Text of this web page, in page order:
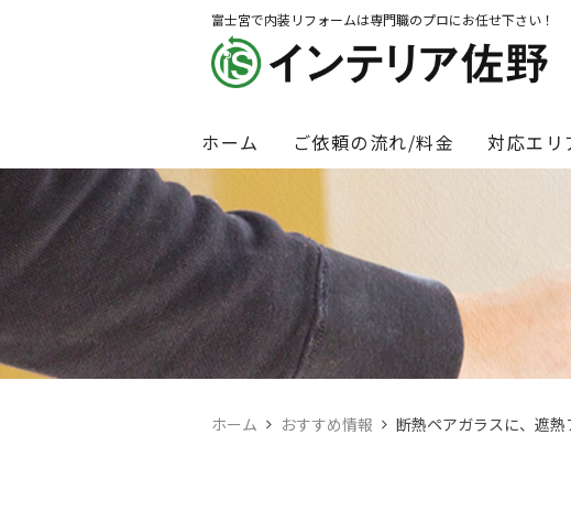
富士宮で内装リフォームは専門職のプロにお任せ下さい！
ホーム ご依頼の流れ/料金 対応エリ
ホーム おすすめ情報 断熱ペアガラスに、遮